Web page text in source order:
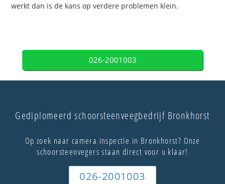
werkt dan is de kans op verdere problemen klein.
026-2001003
Gediplomeerd schoorsteenveegbedrijf Bronkhorst
Op zoek naar camera inspectie in Bronkhorst? Onze
schoorsteenvegers staan direct voor u klaar!
026-2001003